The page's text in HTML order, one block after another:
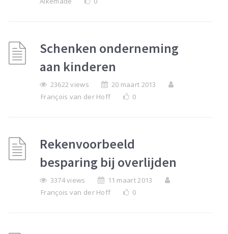
Schenken onderneming
aan kinderen
23622 views
20 maart 2013
François van der Hoff
0
Rekenvoorbeeld
besparing bij overlijden
3374 views
11 maart 2013
François van der Hoff
0